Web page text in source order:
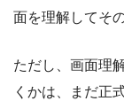
面を理解してそ
ただし、画面理
くかは、まだ正